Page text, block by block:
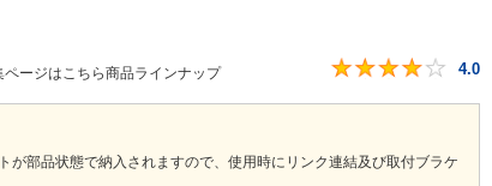
ージはこちら商品ラインナップ 4.0
部品状態で納入されますので、使用時にリンク連結及び取付ブラケ